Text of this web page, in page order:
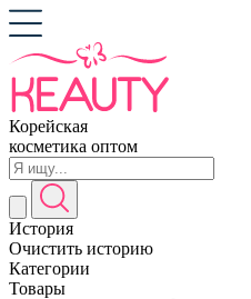
Корейская
косметика оптом
История
Очистить историю
Категории
Товары